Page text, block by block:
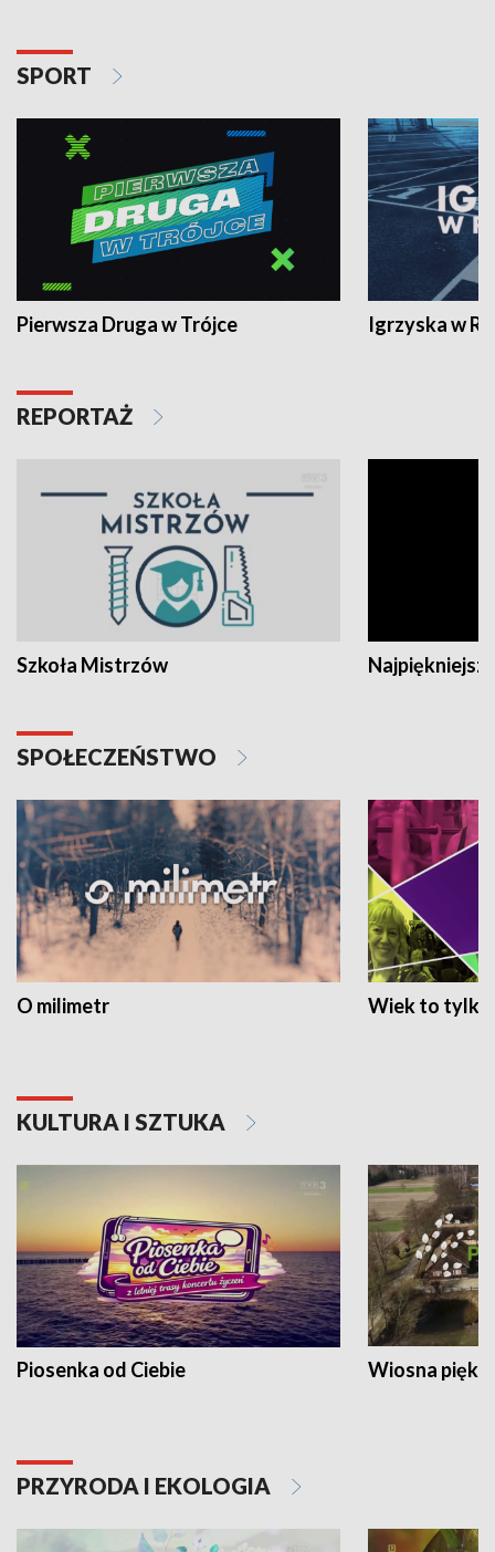
SPORT
Pierwsza Druga w Trójce Igrzyska w
REPORTAŻ
Szkoła Mistrzów
SPOŁECZEŃSTWO
O milimetr Wiek to tylko
KULTURA I SZTUKA
Piosenka od Ciebie Wiosna
PRZYRODA I EKOLOGIA